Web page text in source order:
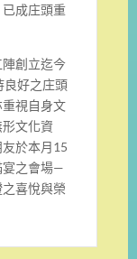
成庄頭重
創立迄今
良好之庄頭
視自身文
文化資
於本月15
宴之會場—
喜悅與榮